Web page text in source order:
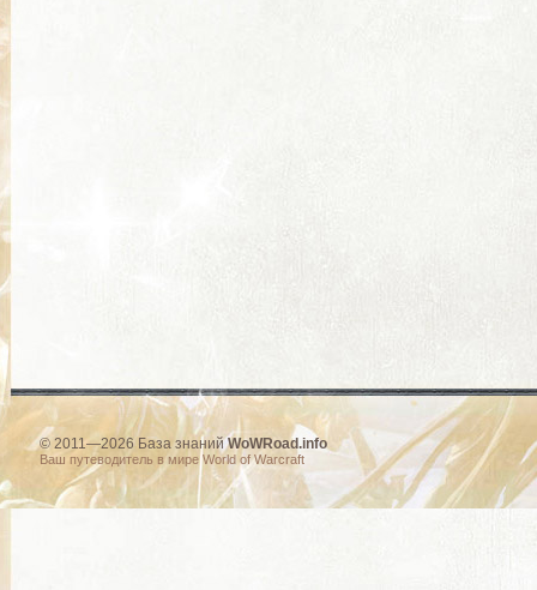
© 2011—2026 База знанийWoWRoad.info
Ваш путеводитель в мире World of Warcraft